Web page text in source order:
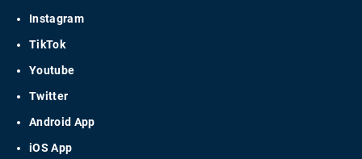
Instagram
TikTok
Youtube
Twitter
Android App
iOS App